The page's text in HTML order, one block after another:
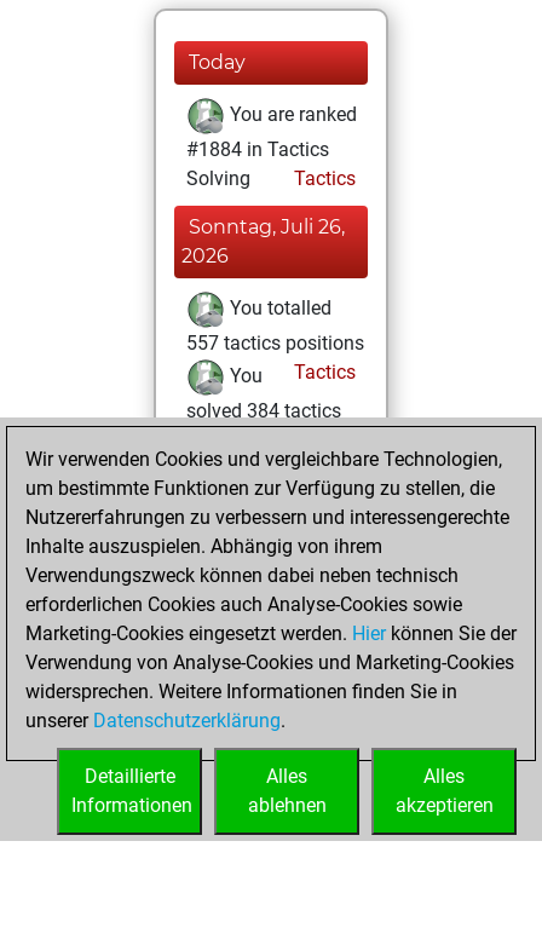
Today
You are ranked
#1884 in Tactics
Solving
Tactics
Sonntag, Juli 26,
2026
You totalled
557 tactics positions
Tactics
You
solved 384 tactics
You achieved
an Elo of 2275 in
tactics positions
Freitag, Mai 15,
2026
You played 4
slow games
Play
You scored +1
=0 -3 in slow games
Wir verwenden Cookies und vergleichbare Technologien,
um bestimmte Funktionen zur Verfügung zu stellen, die
Nutzererfahrungen zu verbessern und interessengerechte
Inhalte auszuspielen. Abhängig von ihrem
Verwendungszweck können dabei neben technisch
erforderlichen Cookies auch Analyse-Cookies sowie
Marketing-Cookies eingesetzt werden. Hierkönnen Sie der
Verwendung von Analyse-Cookies und Marketing-Cookies
widersprechen. Weitere Informationen finden Sie in
unserer Datenschutzerklärung.
Alles
akzeptieren
Alles
ablehnen
Detaillierte
Informationen